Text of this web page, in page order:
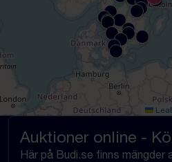
Auktioner online -
Här på Budi.se finns mängder